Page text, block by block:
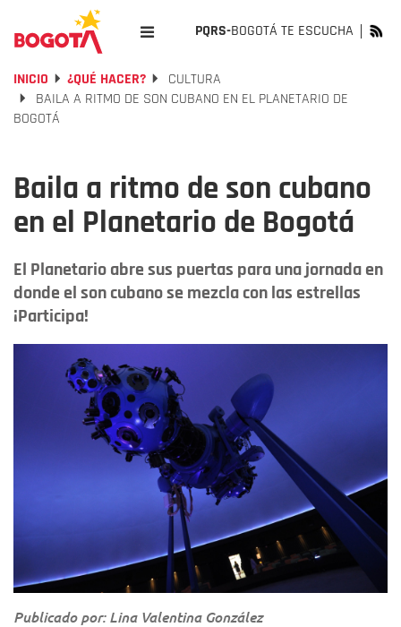
PQRS-BOGOTÁ TE ESCUCHA
INICIO ¿QUÉ HACER?
CULTURA
BAILA A RITMO DE SON CUBANO EN EL PLANETARIO DE
BOGOTÁ
Baila a ritmo de son cubano
en el Planetario de Bogotá
El Planetario abre sus puertas para una jornada en
donde el son cubano se mezcla con las estrellas
¡Participa!
Publicado por: Lina Valentina González